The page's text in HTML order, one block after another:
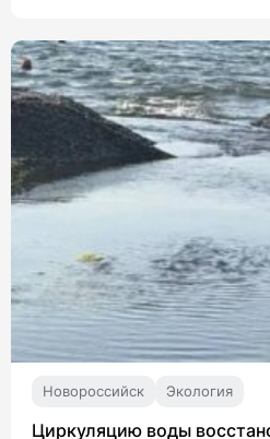
Новороссийск Экология
Циркуляцию воды